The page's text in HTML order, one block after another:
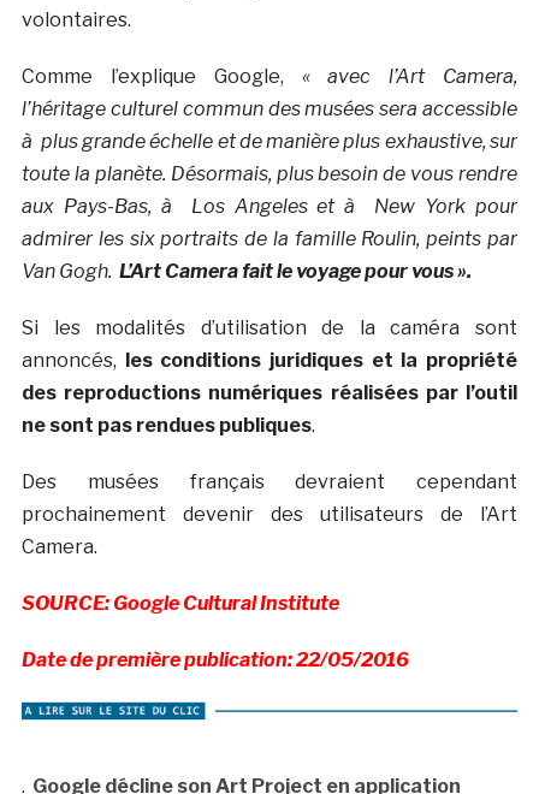
volontaires.
Comme l’explique Google, « avec l’Art Camera,
l’héritage culturel commun des musées sera accessible
à plus grande échelle et de manière plus exhaustive, sur
toute la planète. Désormais, plus besoin de vous rendre
aux Pays-Bas, à Los Angeles et à New York pour
admirer les six portraits de la famille Roulin, peints par
Van Gogh. L’Art Camera fait le voyage pour vous ».
Si les modalités d’utilisation de la caméra sont
annoncés, les conditions juridiques et la propriété
des reproductions numériques réalisées par l’outil
ne sont pas rendues publiques.
Des musées français devraient cependant
prochainement devenir des utilisateurs de l’Art
Camera.
SOURCE: Google Cultural Institute
Date de première publication: 22/05/2016
. Google décline son Art Project en application